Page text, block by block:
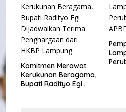
Komitmen Merawat
Kerukunan Beragama,
Bupati Radityo Egi